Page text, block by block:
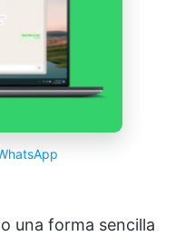
una forma sencilla